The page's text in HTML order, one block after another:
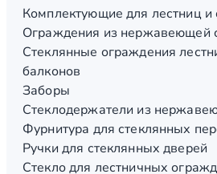
Комплектующие для лестниц и
Ограждения из нержавеющей
Стеклянные ограждения
балконов
Заборы
Стеклодержатели из
Фурнитура для стеклянных
Ручки для стеклянных дверей
Стекло для лестничных